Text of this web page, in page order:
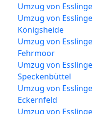
Umzug von
Umzug von
Königsheide
Umzug von
Fehrmoor
Umzug von
Speckenbüttel
Umzug von
Eckernfeld
Umzug von